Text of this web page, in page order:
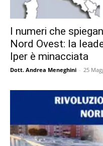
I numeri che
Nord Ovest: la
Iper è minacciata
Dott. Andrea Meneghini - 25